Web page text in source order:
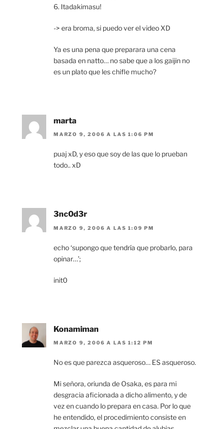
6. Itadakimasu!
-> era broma, si puedo ver el video XD
Ya es una pena que preparara una cena
basada en natto… no sabe que a los gaijin no
es un plato que les chifle mucho?
marta
MARZO 9, 2006 A LAS 1:06 PM
puaj xD, y eso que soy de las que lo prueban
todo.. xD
3nc0d3r
MARZO 9, 2006 A LAS 1:09 PM
echo ‘supongo que tendría que probarlo, para
opinar…’;
init0
Konamiman
MARZO 9, 2006 A LAS 1:12 PM
No es que parezca asqueroso… ES asqueroso.
Mi señora, oriunda de Osaka, es para mi
desgracia aficionada a dicho alimento, y de
vez en cuando lo prepara en casa. Por lo que
he entendido, el procedimiento consiste en